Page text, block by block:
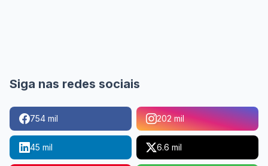
Siga nas redes sociais
754 mil 202 mil
45 mil 6.6 mil